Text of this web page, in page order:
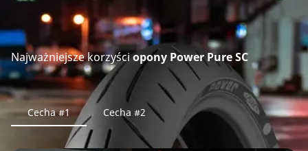
Najważniejsze korzyściopony Power Pure SC
Cecha #1 Cecha #2